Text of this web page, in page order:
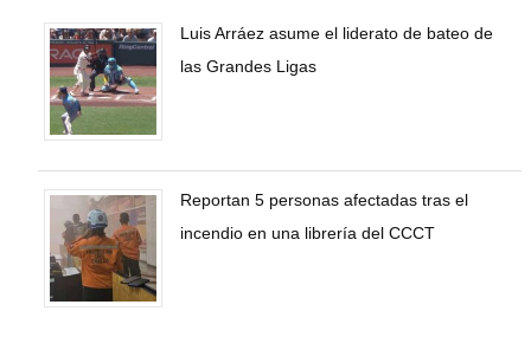
Luis Arráez asume el liderato de bateo de
las Grandes Ligas
Reportan 5 personas afectadas tras el
incendio en una librería del CCCT